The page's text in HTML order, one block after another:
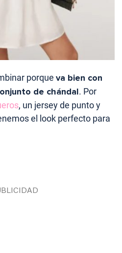
porque va bien con
de chándal. Por
, un jersey de punto y
el look perfecto para